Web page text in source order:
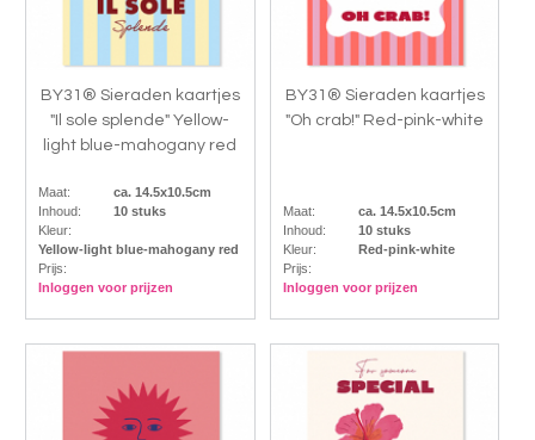
BY31® Sieraden kaartjes
"Il sole splende" Yellow-
light blue-mahogany red
Maat:
ca. 14.5x10.5cm
Inhoud:
10 stuks
Kleur:
Yellow-light blue-mahogany red
Prijs:
Inloggen voor prijzen
BY31® Sieraden kaartjes
"Oh crab!" Red-pink-white
Maat:
ca. 14.5x10.5cm
Inhoud:
10 stuks
Kleur:
Red-pink-white
Prijs:
Inloggen voor prijzen